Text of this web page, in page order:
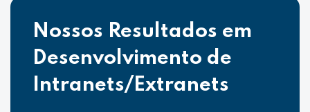
Nossos Resultados em
Desenvolvimento de
Intranets/Extranets